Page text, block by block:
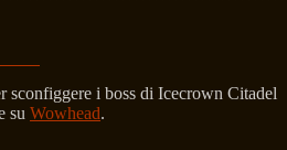
sconfiggere i boss di Icecrown Citadel
su Wowhead.